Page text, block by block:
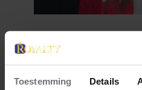
Toestemming Details
6 augustus 2026
PRINSES
VERVOLGT
OSLO